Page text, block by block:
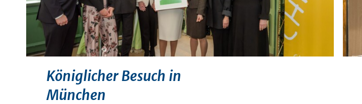
Königlicher Besuch in
München